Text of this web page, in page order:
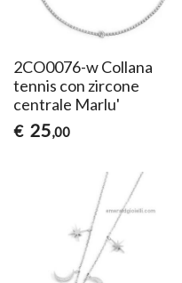
2CO0076-w Collana
tennis con zircone
centrale Marlu'
€ 25,00